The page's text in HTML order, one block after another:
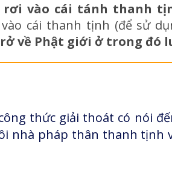
rơi vào cái tánh thanh
cái thanh tịnh (để sử
về Phật giới ở trong đó
thức giải thoát có nói
nhà pháp thân thanh tịnh